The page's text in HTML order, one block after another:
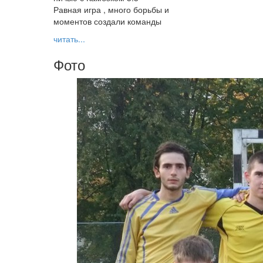
Равная игра , много борьбы и
моментов создали команды
читать...
Фото